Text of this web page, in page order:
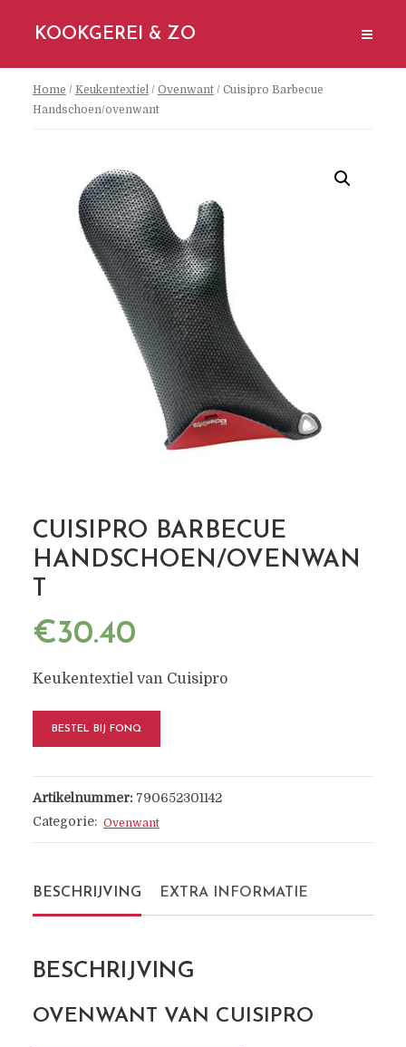
KOOKGEREI & ZO
Home / Keukentextiel/ Ovenwant/ Cuisipro Barbecue
Handschoen/ovenwant
CUISIPRO BARBECUE
HANDSCHOEN/OVENWAN
T
€30.40
Keukentextiel van Cuisipro
BESTEL BIJ FONQ
Artikelnummer: 790652301142
Categorie: Ovenwant
BESCHRIJVING EXTRA INFORMATIE
BESCHRIJVING
OVENWANT VAN CUISIPRO